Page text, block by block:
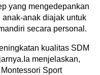
yang mengedepankan
anak diajak untuk
secara personal.
kualitas SDM
menjelaskan,
Sport